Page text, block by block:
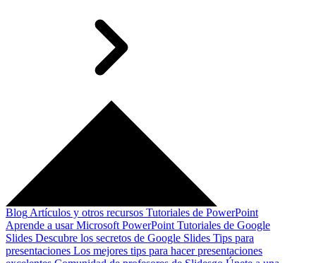
Blog Artículos y otros recursos Tutoriales de PowerPoint
Aprende a usar Microsoft PowerPoint Tutoriales de Google
Slides Descubre los secretos de Google Slides Tips para
presentaciones Los mejores tips para hacer presentaciones